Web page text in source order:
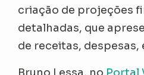
criação de projeções
detalhadas, que
de receitas, despesas,